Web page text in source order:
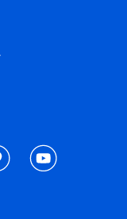
youtube